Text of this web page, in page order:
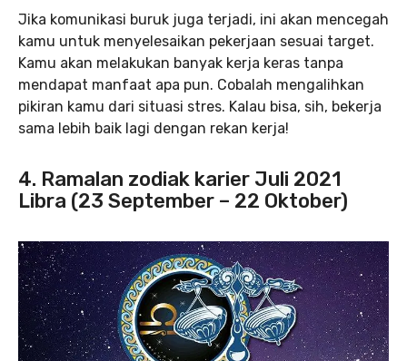
Jika komunikasi buruk juga terjadi, ini akan mencegah
kamu untuk menyelesaikan pekerjaan sesuai target.
Kamu akan melakukan banyak kerja keras tanpa
mendapat manfaat apa pun. Cobalah mengalihkan
pikiran kamu dari situasi stres. Kalau bisa, sih, bekerja
sama lebih baik lagi dengan rekan kerja!
4. Ramalan zodiak karier Juli 2021
Libra (23 September – 22 Oktober)